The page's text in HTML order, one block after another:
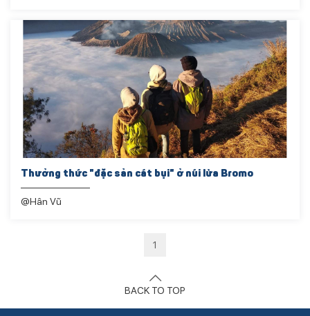
Thưởng thức "đặc sản cát bụi" ở núi lửa Bromo
@Hân Vũ
1
BACK TO TOP